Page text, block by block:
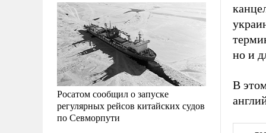
Росатом сообщил о запуске
регулярных рейсов китайских судов
по Севморпути
но и
В